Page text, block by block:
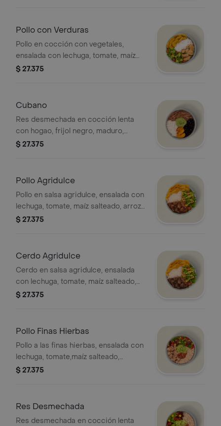
Pollo con Verduras
Pollo en cocción con vegetales,
ensalada con lechuga, tomate, maíz
salteado, arroz blanco, moneditas de
$ 27.375
Cubano
Res desmechada en cocción lenta
con hogao, frijol negro, maduro,
guacamole y arroz blanco. *La bebida
$ 27.375
Pollo Agridulce
Pollo en salsa agridulce, ensalada con
lechuga, tomate, maíz salteado, arroz
blanco, moneditas de plátano y salsa
$ 27.375
Cerdo Agridulce
Cerdo en salsa agridulce, ensalada
con lechuga, tomate, maíz salteado,
arroz blanco, moneditas de plátano y
$ 27.375
Pollo Finas Hierbas
Pollo a las finas hierbas, ensalada con
lechuga, tomate,maíz salteado,
guacamole, pico de gallo salsa MUY y
$ 27.375
Res Desmechada
Res desmechada en cocción lenta